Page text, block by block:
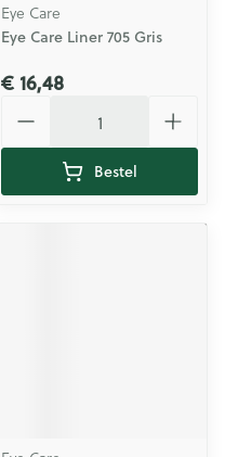
Eye Care
Eye Care Liner 705 Gris
€ 16,48
Bestel